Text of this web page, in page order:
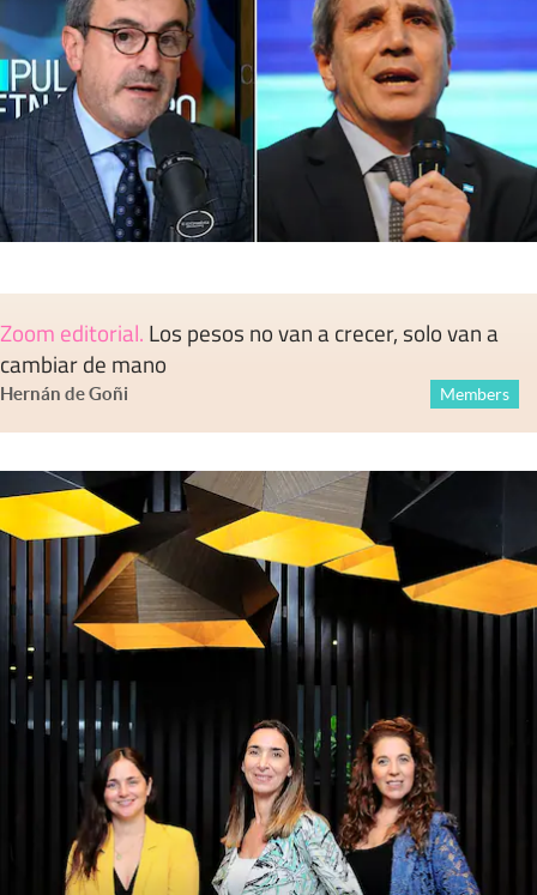
Zoom editorial. Los pesos no van a crecer, solo van a
cambiar de mano
Hernán de Goñi Members